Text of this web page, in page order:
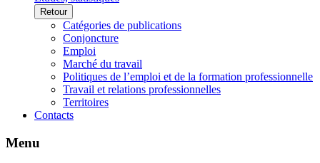
Retour
Catégories de publications
Conjoncture
Emploi
Marché du travail
Politiques de l’emploi et de la formation professionnelle
Travail et relations professionnelles
Territoires
Contacts
Menu